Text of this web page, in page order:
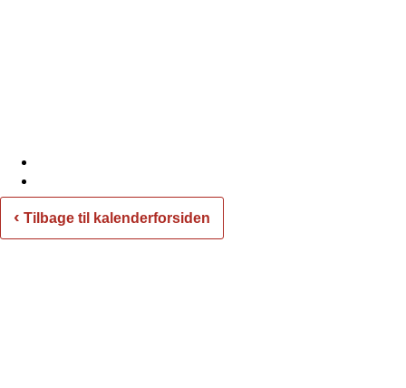
‹ Tilbage til kalenderforsiden